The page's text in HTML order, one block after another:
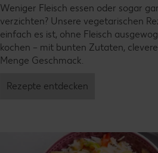
Weniger Fleisch essen oder sogar
verzichten? Unsere vegetarischen
einfach es ist, ohne Fleisch
kochen – mit bunten Zutaten,
Menge Geschmack.
Rezepte entdecken